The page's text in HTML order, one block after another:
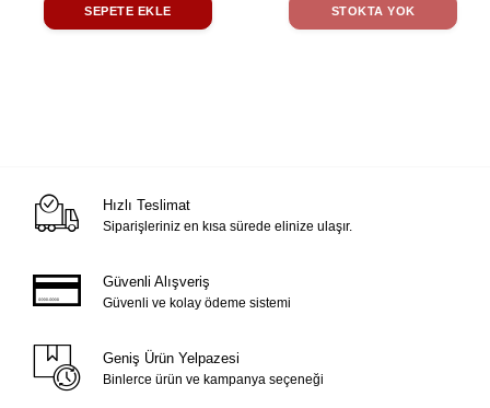
SEPETE EKLE STOKTA YOK
Hızlı Teslimat
Siparişleriniz en kısa sürede elinize ulaşır.
Güvenli Alışveriş
Güvenli ve kolay ödeme sistemi
Geniş Ürün Yelpazesi
Binlerce ürün ve kampanya seçeneği